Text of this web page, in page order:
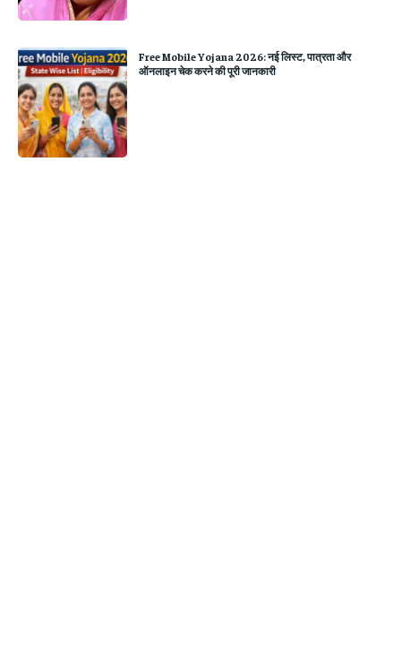
Free Mobile Yojana 2026: नई लिस्ट, पात्रता और
ऑनलाइन चेक करने की पूरी जानकारी